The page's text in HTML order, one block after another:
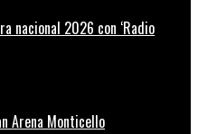
nacional 2026 con ‘Radio
Arena Monticello